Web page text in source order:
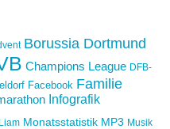
Borussia Dortmund
Champions League DFB-
Facebook Familie
Infografik
Liam Monatsstatistik MP3 Musik